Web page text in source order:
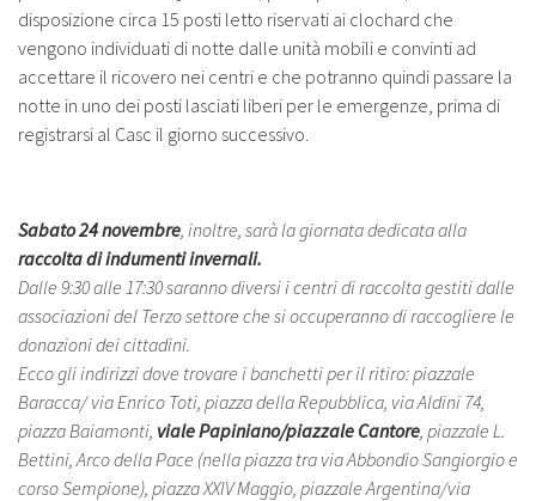
disposizione circa 15 posti letto riservati ai clochard che
vengono individuati di notte dalle unità mobili e convinti ad
accettare il ricovero nei centri e che potranno quindi passare la
notte in uno dei posti lasciati liberi per le emergenze, prima di
registrarsi al Casc il giorno successivo.
Sabato 24 novembre, inoltre, sarà la giornata dedicata alla
raccolta di indumenti invernali.
Dalle 9:30 alle 17:30 saranno diversi i centri di raccolta gestiti dalle
associazioni del Terzo settore che si occuperanno di raccogliere le
donazioni dei cittadini.
Ecco gli indirizzi dove trovare i banchetti per il ritiro: piazzale
Baracca/ via Enrico Toti, piazza della Repubblica, via Aldini 74,
piazza Baiamonti, viale Papiniano/piazzale Cantore, piazzale L.
Bettini, Arco della Pace (nella piazza tra via Abbondio Sangiorgio e
corso Sempione), piazza XXIV Maggio, piazzale Argentina/via